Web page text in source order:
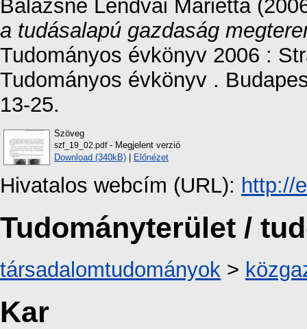
Balázsné Lendvai Marietta
a tudásalapú gazdaság
Tudományos évkönyv 2006 :
Tudományos évkönyv .
13-25.
Szöveg
szf_19_02.pdf- Megjelent verzió
Download (340kB) | Előnézet
Hivatalos webcím (URL): http://
Tudományterület /
társadalomtudományok >
Kar